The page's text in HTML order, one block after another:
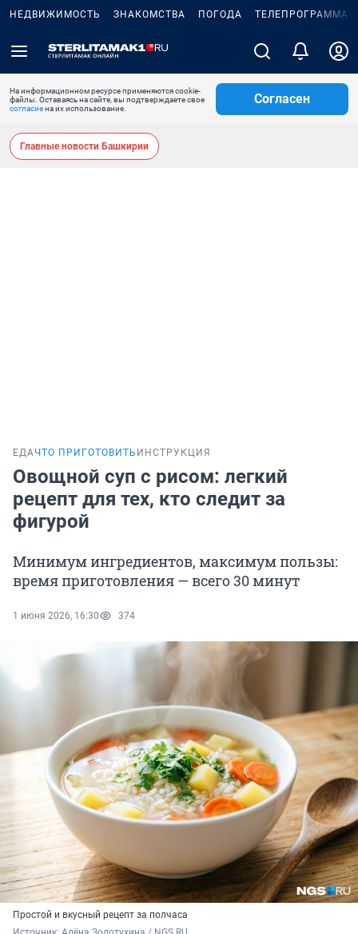
НЕДВИЖИМОСТЬ ЗНАКОМСТВА ПОГОДА ТЕЛЕПРОГРАММА
На информационном ресурсе применяются cookie-
файлы. Оставаясь на сайте, вы подтверждаете свое
согласиена их использование.
Согласен
Главные новости Башкирии
ЕДАЧТО ПРИГОТОВИТЬ ИНСТРУКЦИЯ
Овощной суп с рисом: легкий
рецепт для тех, кто следит за
фигурой
Минимум ингредиентов, максимум пользы:
время приготовления — всего 30 минут
1 июня 2026, 16:30 374
Простой и вкусный рецепт за полчаса